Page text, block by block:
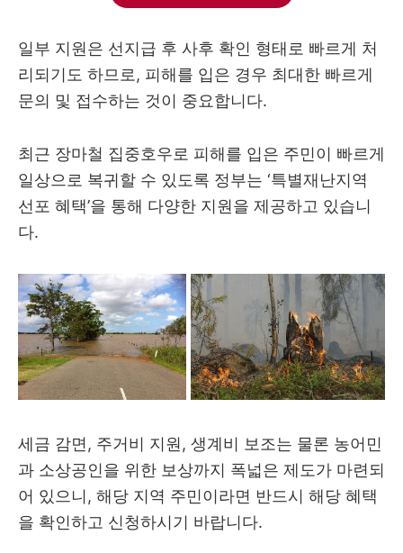
일부 지원은 선지급 후 사후 확인 형태로 빠르게 처
리되기도 하므로, 피해를 입은 경우 최대한 빠르게
문의 및 접수하는 것이 중요합니다.
최근 장마철 집중호우로 피해를 입은 주민이 빠르게
일상으로 복귀할 수 있도록 정부는 ‘특별재난지역
선포 혜택’을 통해 다양한 지원을 제공하고 있습니
다.
세금 감면, 주거비 지원, 생계비 보조는 물론 농어민
과 소상공인을 위한 보상까지 폭넓은 제도가 마련되
어 있으니, 해당 지역 주민이라면 반드시 해당 혜택
을 확인하고 신청하시기 바랍니다.